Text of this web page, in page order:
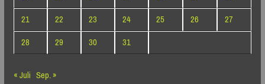
21
22 23 24 25 26
27
28
29 30
31
« Juli Sep. »